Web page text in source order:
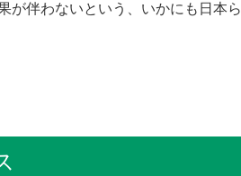
が伴わないという、いかにも日本